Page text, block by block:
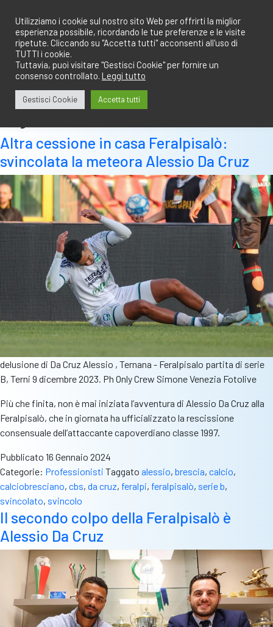
contenuto
Altra cessione in casa Feralpisalò:
svincolata la meteora Alessio Da Cruz
delusione di Da Cruz Alessio , Ternana - Feralpisalo partita di serie
B, Terni 9 dicembre 2023. Ph Only Crew Simone Venezia Fotolive
Più che finita, non è mai iniziata l’avventura di Alessio Da Cruz alla
Feralpisalò, che in giornata ha ufficializzato la rescissione
consensuale dell’attaccante capoverdiano classe 1997.
Pubblicato 16 Gennaio 2024
Categorie: Professionisti Taggato alessio, brescia, calcio,
calciobresciano, cbs, da cruz, feralpi, feralpisalò, serie b,
svincolato, svincolo
Il secondo colpo della Feralpisalò è
Alessio Da Cruz
Utilizziamo i cookie sul nostro sito Web per offrirti la miglior
esperienza possibile, ricordando le tue preferenze e le visite
ripetute. Cliccando su "Accetta tutti" acconsenti all'uso di
TUTTI i cookie.
Tuttavia, puoi visitare "Gestisci Cookie" per fornire un
consenso controllato. Leggi tutto
Gestisci Cookie Accetta tutti